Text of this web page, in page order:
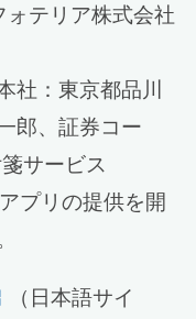
ォテリア株式会社
：東京都品川
郎、証券コー
サービス
プリの提供を開
（日本語サイ